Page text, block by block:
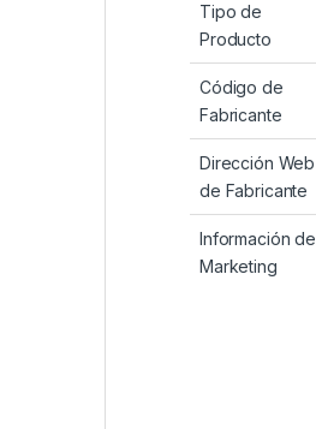
Tipo de
Producto
Código de
Fabricante
Dirección Web
de Fabricante
Información de
Marketing